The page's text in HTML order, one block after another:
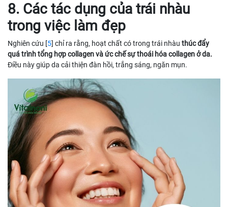
8. Các tác dụng của trái nhàu
trong việc làm đẹp
Nghiên cứu [5] chỉ ra rằng, hoạt chất có trong trái nhàu thúc đẩy
quá trình tổng hợp collagen và ức chế sự thoái hóa collagen ở da.
Điều này giúp da cải thiện đàn hồi, trắng sáng, ngăn mụn.